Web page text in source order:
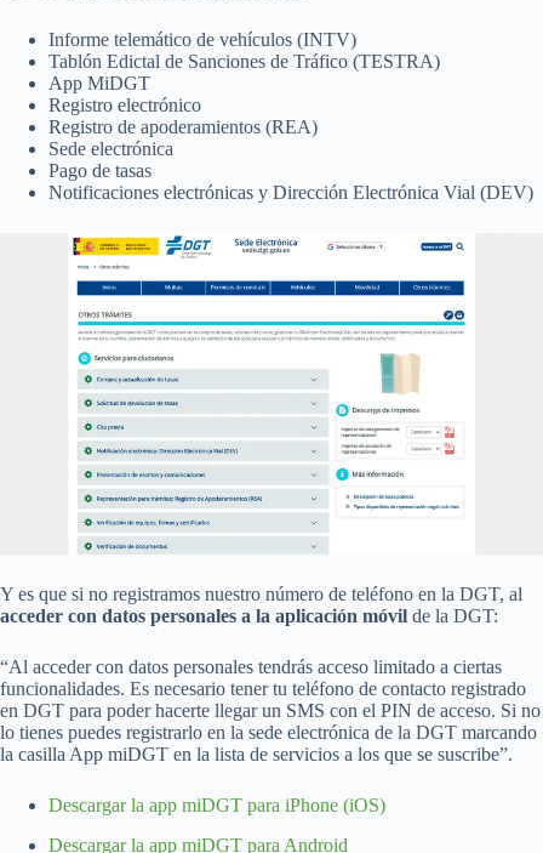
Informe telemático de vehículos (INTV)
Tablón Edictal de Sanciones de Tráfico (TESTRA)
App MiDGT
Registro electrónico
Registro de apoderamientos (REA)
Sede electrónica
Pago de tasas
Notificaciones electrónicas y Dirección Electrónica Vial (DEV)
Y es que si no registramos nuestro número de teléfono en la DGT, al
acceder con datos personales a la aplicación móvil de la DGT:
“Al acceder con datos personales tendrás acceso limitado a ciertas
funcionalidades. Es necesario tener tu teléfono de contacto registrado
en DGT para poder hacerte llegar un SMS con el PIN de acceso. Si no
lo tienes puedes registrarlo en la sede electrónica de la DGT marcando
la casilla App miDGT en la lista de servicios a los que se suscribe”.
Descargar la app miDGT para iPhone (iOS)
Descargar la app miDGT para Android